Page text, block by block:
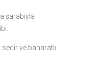
şarabıyla
sedir ve baharatlı